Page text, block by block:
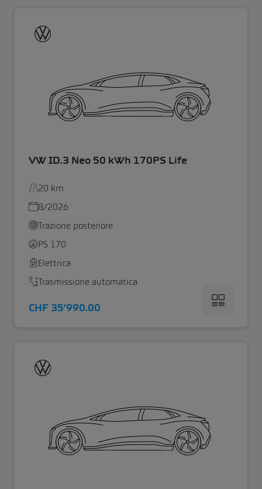
VW ID.3 Neo 50 kWh 170PS Life
20 km
8/2026
Trazione posteriore
PS 170
Elettrica
Trasmissione automatica
CHF 35’990.00